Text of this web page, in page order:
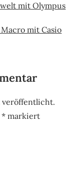
mit Olympus
mit Casio
*markiert